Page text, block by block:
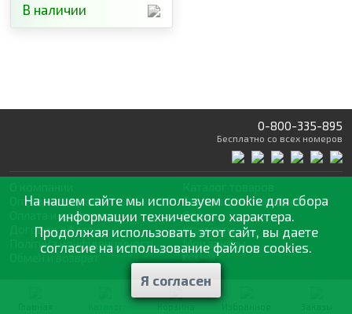
В наличии
0-800-335-895
Бесплатно со всех номеров
Оптовая продажа
Оплата и доставка
Договор оферты
Політика конфіденційності
Обмен и возврат
Статьии рекомендации
Отзывы
Контакты
Мои заказы
наилучшее для вашего урожая
Корзина
На нашем сайте мы используем cookie для сбора
информации технического характера.
Продолжая использовать этот сайт, вы даете
согласие на использование файлов cookies.
Я согласен